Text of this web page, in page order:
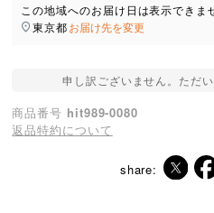
この地域へのお届け日は表示できま
東京都お届け先を変更
申し訳ございません。ただ
商品番号 hit989-0080
返品特約について
share: